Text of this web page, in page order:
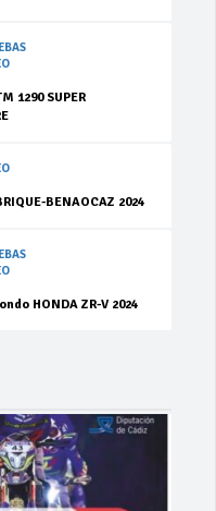
1290 SUPER
BENAOCAZ 2024
HONDA ZR-V 2024